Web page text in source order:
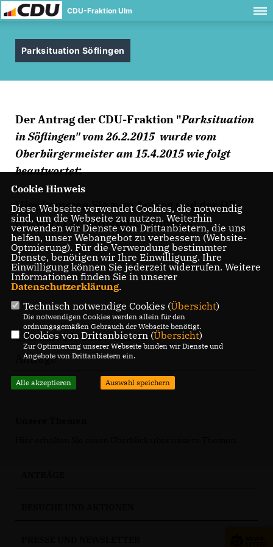
CDU-Fraktion Ulm
Parksituation Söflingen
Der Antrag der CDU-Fraktion "Parksituation
in Söflingen" vom 26.2.2015 wurde vom
Oberbürgermeister am 15.4.2015 wie folgt
beantwortet:
Hier kommen Sie zum Antrag und der OB-
Antwort Parksituation Söflingen.
17.04.2015, 11:39 Uhr
Anträge
Cookie Hinweis
Diese Webseite verwendet Cookies, die notwendig
sind, um die Webseite zu nutzen. Weiterhin
verwenden wir Dienste von Drittanbietern, die uns
helfen, unser Webangebot zu verbessern (Website-
Optmierung). Für die Verwendung bestimmter
Dienste, benötigen wir Ihre Einwilligung. Ihre
Einwilligung können Sie jederzeit widerrufen. Weitere
Informationen finden Sie in unserer
Datenschutzerklärung.
Technisch notwendige Cookies (Übersicht)
Die notwendigen Cookies werden allein für den
ordnungsgemäßen Gebrauch der Webseite benötigt.
Cookies von Drittanbietern (Übersicht)
Zur Optimierung unserer Webseite binden wir Dienste und
Angebote von Drittanbietern ein.
Alle akzeptieren Auswahl speichern